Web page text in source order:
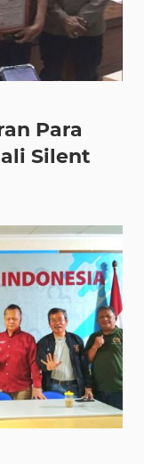
Para
Silent